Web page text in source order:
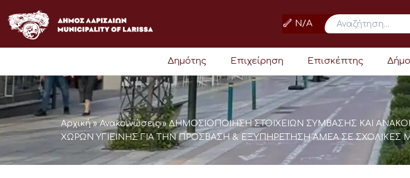
στο
περιεχόμενο
N/A
Δημότης Επιχείρηση Επισκέπτης
Αρχική»Ανακοινώσεις»ΔΗΜΟΣΙΟΠΟΙΗΣΗ ΣΤΟΙΧΕΙΩΝ ΣΥΜΒΑΣΗΣ ΚΑΙ
ΧΩΡΩΝ ΥΓΙΕΙΝΗΣ ΓΙΑ ΤΗΝ ΠΡΟΣΒΑΣΗ & ΕΞΥΠΗΡΕΤΗΣΗ ΑΜΕΑ ΣΕ ΣΧΟΛΙΚΕΣ